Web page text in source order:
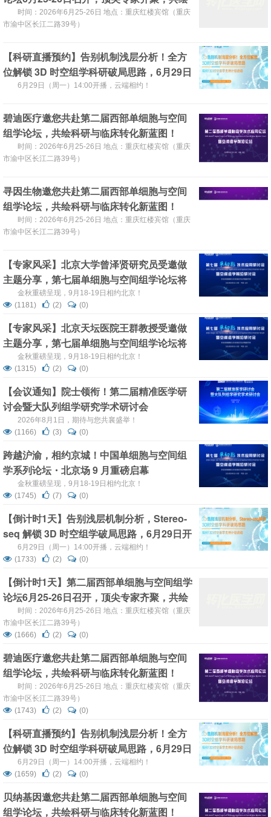
科研与临床转化新蓝图，邀您共赴盛宴
时间：2026年6月25-26日 地点：重庆红楼宾馆（‌重庆
市渝中区长江二路39号）
【科研直播预约】告别机制浅层分析！全方
位解锁 3D 时空组学科研破局思路，6月29日
不见不散！
6月29日（周一）14:00开播，云端相约！
碧迪医疗邀您共赴第二届西部单细胞与空间
组学论坛，共绘科研与临床转化新蓝图！
时间：2026年6月25-26日 地点：重庆红楼宾馆（‌重庆
市渝中区长江二路39号）
寻因生物邀您共赴第二届西部单细胞与空间
组学论坛，共绘科研与临床转化新蓝图！
时间：2026年6月25-26日 地点：重庆红楼宾馆（‌重庆
市渝中区长江二路39号）
【专家风采】北京大学曾泽贤研究员受邀做
主题分享，第七届单细胞与空间组学论坛将
于2026年9月18-19日在北京召开！
金秋重磅呈现，9月18-19日相约北京！
(1181)
(2) (0)
【专家风采】北京天坛医院王群教授受邀做
主题分享，第七届单细胞与空间组学论坛将
于2026年9月18-19日在北京召开！
金秋重磅呈现，9月18-19日相约北京！
(1315)
(2) (0)
【会议通知】院士领衔！第二届精准医学研
讨会暨大队列组学研究学术研讨会
2026年8月1日，期待与您共襄盛举！
(1166)
(3) (0)
跨越沪渝，相约京城！中国单细胞与空间组
学系列论坛・北京场 9 月重磅启幕
金秋重磅呈现，9月18-19日相约北京！
(1745)
(7) (0)
【倒计时1天】告别浅层机制分析，Stereo-
seq 解锁 3D 时空组学破局思路，6月29日开
播，不见不散！
6月29日（周一）14:00开播，云端相约！
(1733)
(2) (0)
【倒计时1天】第二届西部单细胞与空间组学
论坛6月25-26日召开，顶尖专家齐聚，共绘
科研与临床转化新蓝图，邀您共赴盛宴
时间：2026年6月25-26日 地点：重庆红楼宾馆（‌重庆
市渝中区长江二路39号）
(1666)
(2) (0)
碧迪医疗邀您共赴第二届西部单细胞与空间
组学论坛，共绘科研与临床转化新蓝图！
时间：2026年6月25-26日 地点：重庆红楼宾馆（‌重庆
市渝中区长江二路39号）
(1743)
(2) (0)
【科研直播预约】告别机制浅层分析！全方
位解锁 3D 时空组学科研破局思路，6月29日
不见不散！
6月29日（周一）14:00开播，云端相约！
(1659)
(2) (0)
贝纳基因邀您共赴第二届西部单细胞与空间
组学论坛，共绘科研与临床转化新蓝图！